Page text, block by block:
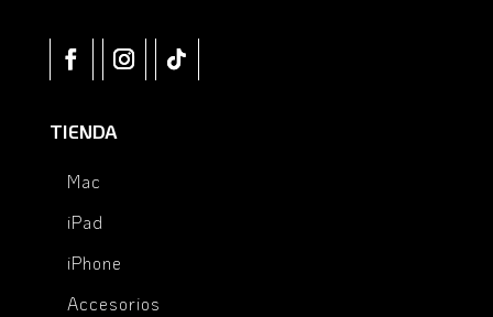
TIENDA
Mac
iPad
iPhone
Accesorios